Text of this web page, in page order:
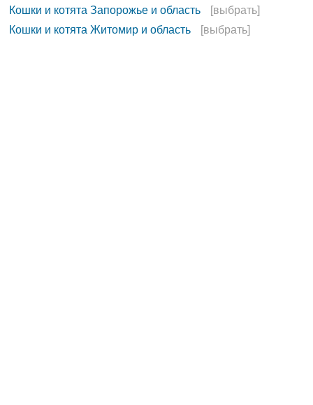
Кошки и котята Запорожье и область
[выбрать]
Кошки и котята Житомир и область
[выбрать]